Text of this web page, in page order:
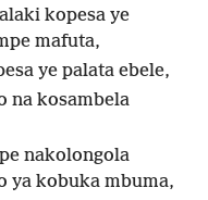
kopesa ye
mafuta,
ye palata ebele,
na kosambela
nakolongola
ya kobuka mbuma,